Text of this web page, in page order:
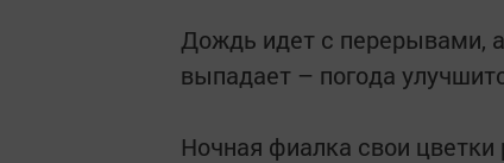
Дождь идет с перерывами,
выпадает – погода
Ночная фиалка свои